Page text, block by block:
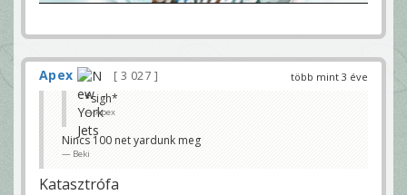
több mint 3 éve
Apex
3 027
*sigh*
Apex
Nincs 100 net yardunk meg
Beki
Katasztrófa